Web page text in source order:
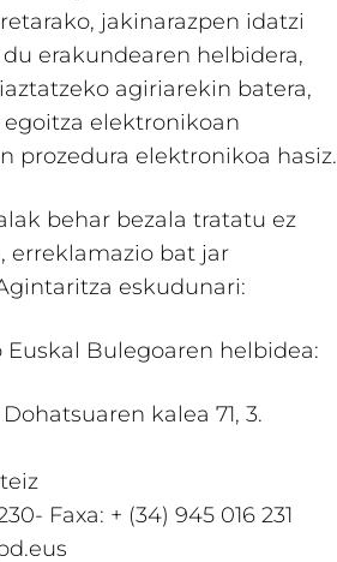
jakinarazpen idatzi
erakundearen helbidera,
agiriarekin batera,
elektronikoan
prozedura elektronikoa hasiz.
behar bezala tratatu ez
erreklamazio bat jar
eskudunari:
Bulegoaren helbidea:
kalea 71, 3.
Faxa: + (34) 945 016 231